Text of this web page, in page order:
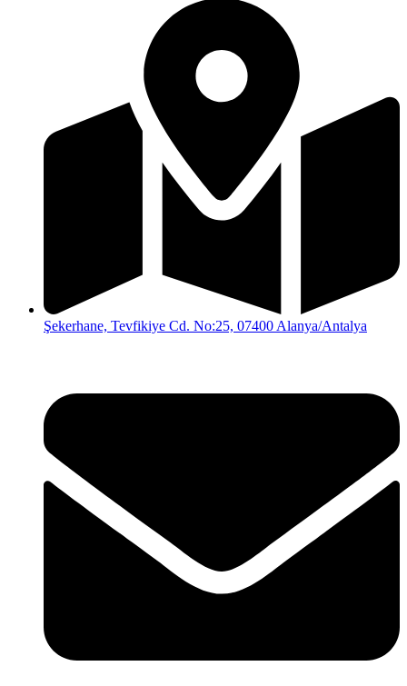
Şekerhane, Tevfikiye Cd. No:25, 07400 Alanya/Antalya